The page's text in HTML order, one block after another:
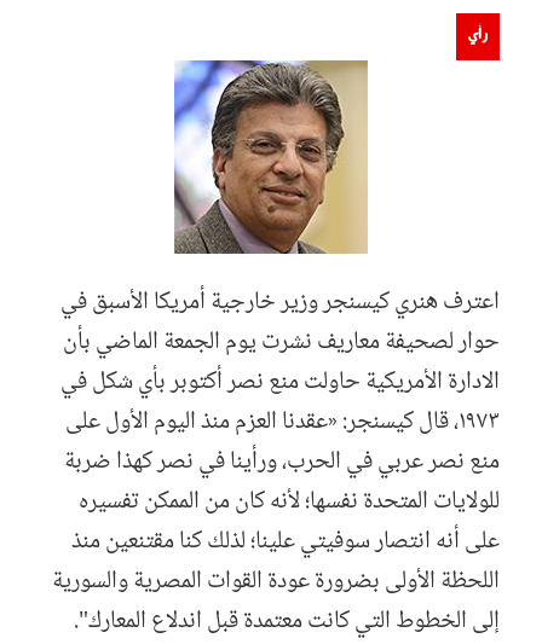
رأي
اعترف هنري كيسنجر وزير خارجية أمريكا الأسبق في
حوار لصحيفة معاريف نشرت يوم الجمعة الماضي بأن
الادارة الأمريكية حاولت منع نصر أكتوبر بأي شكل في
١٩٧٣، قال كيسنجر: «عقدنا العزم منذ اليوم الأول على
منع نصر عربي في الحرب، ورأينا في نصر كهذا ضربة
للولايات المتحدة نفسها؛ لأنه كان من الممكن تفسيره
على أنه انتصار سوفيتي علينا؛ لذلك كنا مقتنعين منذ
اللحظة الأولى بضرورة عودة القوات المصرية والسورية
إلى الخطوط التي كانت معتمدة قبل اندلاع المعارك".